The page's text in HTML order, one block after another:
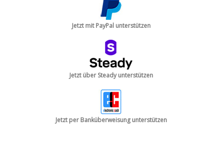
Jetzt mit PayPal unterstützen
Jetzt über Steady unterstützen
Jetzt per Banküberweisung unterstützen